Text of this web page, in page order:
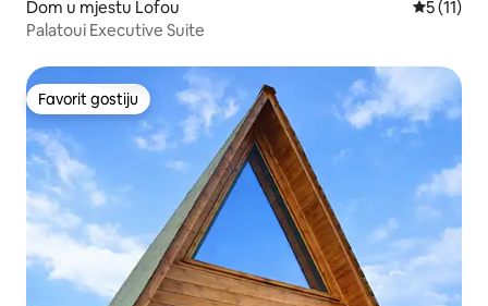
Dom u mjestu Lofou
5 (11)
Palatoui Executive Suite
Favorit gostiju
Favorit gostiju